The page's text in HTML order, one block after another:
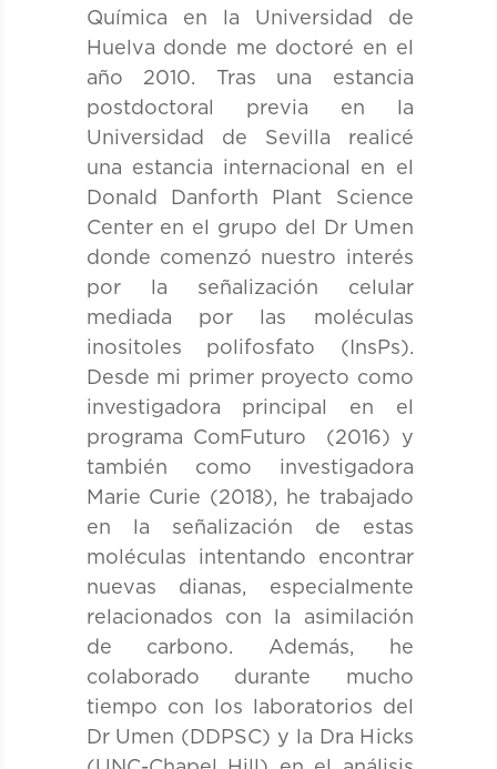
Química en la Universidad de
Huelva donde me doctoré en el
año 2010. Tras una estancia
postdoctoral previa en la
Universidad de Sevilla realicé
una estancia internacional en el
Donald Danforth Plant Science
Center en el grupo del Dr Umen
donde comenzó nuestro interés
por la señalización celular
mediada por las moléculas
inositoles polifosfato (InsPs).
Desde mi primer proyecto como
investigadora principal en el
programa ComFuturo (2016) y
también como investigadora
Marie Curie (2018), he trabajado
en la señalización de estas
moléculas intentando encontrar
nuevas dianas, especialmente
relacionados con la asimilación
de carbono. Además, he
colaborado durante mucho
tiempo con los laboratorios del
Dr Umen (DDPSC) y la Dra Hicks